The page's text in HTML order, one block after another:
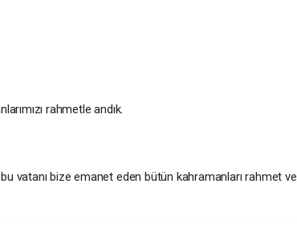
rahmetle andık.
bize emanet eden bütün kahramanları rahmet ve